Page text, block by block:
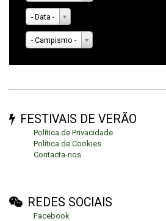
- Data -
- Campismo -
FESTIVAIS DE VERÃO
Política de Privacidade
Política de Cookies
Contacta-nos
REDES SOCIAIS
Facebook